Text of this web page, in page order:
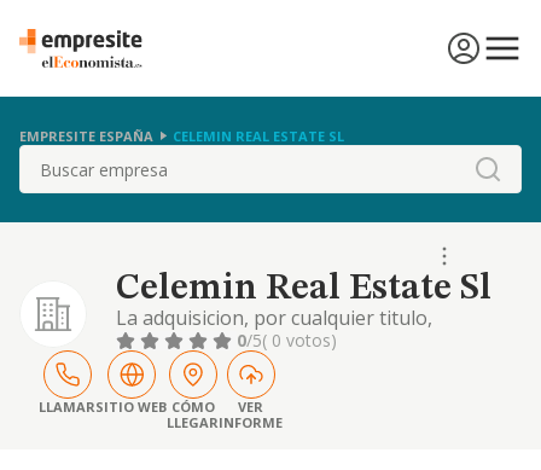
EMPRESITE ESPAÑA CELEMIN REAL ESTATE SL
Buscar
Celemin Real Estate Sl
La adquisicion, por cualquier titulo,
promocion tenencia, construccion por
cuenta propia o ajena, administracion, uso,
explotacion directa o indirecta, permuta,
cesion, arrendamiento y venta, de toda clase
de fincas rust
0/5( 0 votos)
LLAMARSITIO WEB CÓMO
LLEGAR
VER
INFORME